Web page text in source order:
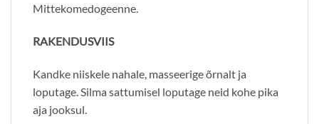
Mittekomedogeenne.
RAKENDUSVIIS
Kandke niiskele nahale, masseerige õrnalt ja
loputage. Silma sattumisel loputage neid kohe pika
aja jooksul.